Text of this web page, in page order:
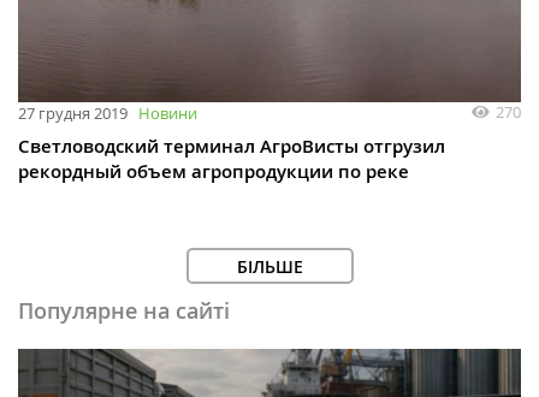
27 грудня 2019 Новини 270
Светловодский терминал АгроВисты отгрузил
рекордный объем агропродукции по реке
БІЛЬШЕ
Популярне на сайті